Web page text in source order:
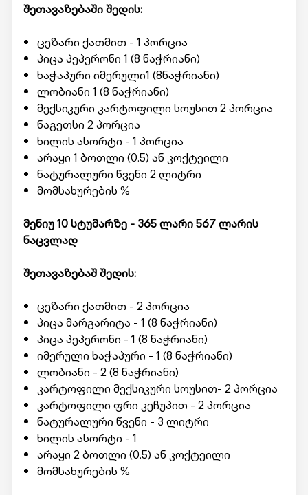
შეთავაზებაში შედის:
ცეზარი ქათმით - 1 პორცია
პიცა პეპერონი 1 (8 ნაჭრიანი)
ხაჭაპური იმერული1 (8ნაჭრიანი)
ლობიანი 1 (8 ნაჭრიანი)
მექსიკური კარტოფილი სოუსით 2 პორცია
ნაგეთსი 2 პორცია
ხილის ასორტი - 1 პორცია
არაყი 1 ბოთლი (0.5) ან კოქტეილი
ნატურალური წვენი 2 ლიტრი
მომსახურების %
მენიუ 10 სტუმარზე - 365 ლარი 567 ლარის
ნაცვლად
შეთავაზებაშ შედის:
ცეზარი ქათმით - 2 პორცია
პიცა მარგარიტა - 1 (8 ნაჭრიანი)
პიცა პეპერონი - 1 (8 ნაჭრიანი)
იმერული ხაჭაპური - 1 (8 ნაჭრიანი)
ლობიანი - 2 (8 ნაჭრიანი)
კარტოფილი მექსიკური სოუსით- 2 პორცია
კარტოფილი ფრი კეჩუპით - 2 პორცია
ნატურალური წვენი - 3 ლიტრი
ხილის ასორტი - 1
არაყი 2 ბოთლი (0.5) ან კოქტეილი
მომსახურების %